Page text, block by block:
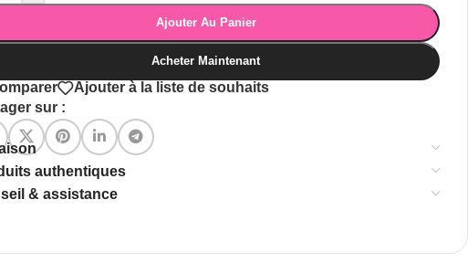
Ajouter Au Panier
Acheter Maintenant
Ajouter à la liste de souhaits
sur :
authentiques
& assistance